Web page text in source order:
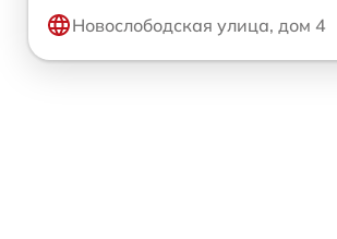
Новослободская улица, дом 4